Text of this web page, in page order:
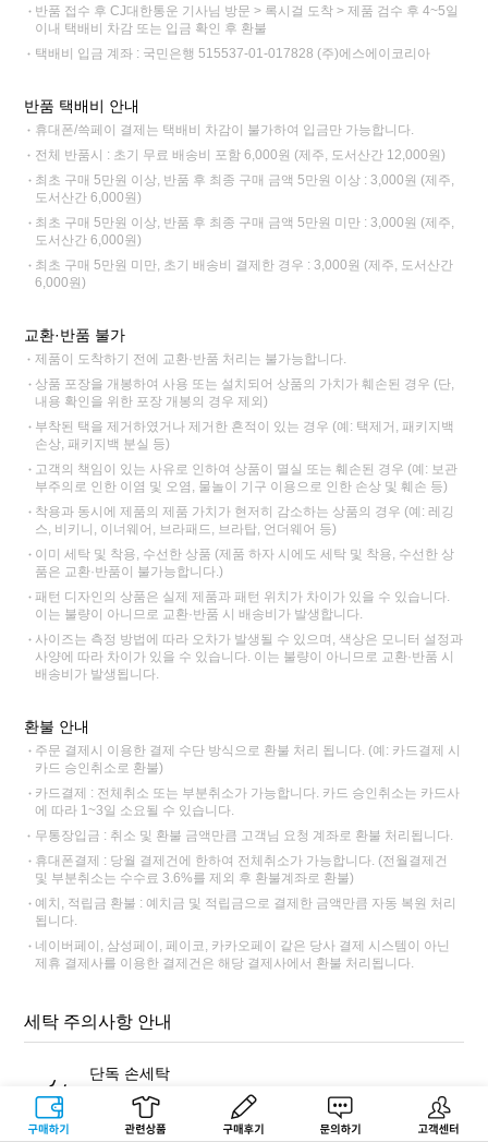
구매하기 관련상품 상품후기 문의하기 고객센터
반품 접수 후 CJ대한통운 기사님 방문 > 록시걸 도착 > 제품 검수 후 4~5일
이내 택배비 차감 또는 입금 확인 후 환불
택배비 입금 계좌 : 국민은행 515537-01-017828 (주)에스에이코리아
반품 택배비 안내
휴대폰/쓱페이 결제는 택배비 차감이 불가하여 입금만 가능합니다.
전체 반품시 : 초기 무료 배송비 포함 6,000원 (제주, 도서산간 12,000원)
최초 구매 5만원 이상, 반품 후 최종 구매 금액 5만원 이상 : 3,000원 (제주,
도서산간 6,000원)
최초 구매 5만원 이상, 반품 후 최종 구매 금액 5만원 미만 : 3,000원 (제주,
도서산간 6,000원)
최초 구매 5만원 미만, 초기 배송비 결제한 경우 : 3,000원 (제주, 도서산간
6,000원)
교환·반품 불가
제품이 도착하기 전에 교환·반품 처리는 불가능합니다.
상품 포장을 개봉하여 사용 또는 설치되어 상품의 가치가 훼손된 경우 (단,
내용 확인을 위한 포장 개봉의 경우 제외)
부착된 택을 제거하였거나 제거한 흔적이 있는 경우 (예: 택제거, 패키지백
손상, 패키지백 분실 등)
고객의 책임이 있는 사유로 인하여 상품이 멸실 또는 훼손된 경우 (예: 보관
부주의로 인한 이염 및 오염, 물놀이 기구 이용으로 인한 손상 및 훼손 등)
착용과 동시에 제품의 제품 가치가 현저히 감소하는 상품의 경우 (예: 레깅
스, 비키니, 이너웨어, 브라패드, 브라탑, 언더웨어 등)
이미 세탁 및 착용, 수선한 상품 (제품 하자 시에도 세탁 및 착용, 수선한 상
품은 교환·반품이 불가능합니다.)
패턴 디자인의 상품은 실제 제품과 패턴 위치가 차이가 있을 수 있습니다.
이는 불량이 아니므로 교환·반품 시 배송비가 발생합니다.
사이즈는 측정 방법에 따라 오차가 발생될 수 있으며, 색상은 모니터 설정과
사양에 따라 차이가 있을 수 있습니다. 이는 불량이 아니므로 교환·반품 시
배송비가 발생됩니다.
환불 안내
주문 결제시 이용한 결제 수단 방식으로 환불 처리 됩니다. (예: 카드결제 시
카드 승인취소로 환불)
카드결제 : 전체취소 또는 부분취소가 가능합니다. 카드 승인취소는 카드사
에 따라 1~3일 소요될 수 있습니다.
무통장입금 : 취소 및 환불 금액만큼 고객님 요청 계좌로 환불 처리됩니다.
휴대폰결제 : 당월 결제건에 한하여 전체취소가 가능합니다. (전월결제건
및 부분취소는 수수료 3.6%를 제외 후 환불계좌로 환불)
예치, 적립금 환불 : 예치금 및 적립금으로 결제한 금액만큼 자동 복원 처리
됩니다.
네이버페이, 삼성페이, 페이코, 카카오페이 같은 당사 결제 시스템이 아닌
제휴 결제사를 이용한 결제건은 해당 결제사에서 환불 처리됩니다.
세탁 주의사항 안내
단독 손세탁
반드시 표백 성분이 없는 중성세제를 사용해 단독 손세탁해주세
요. 염색 잔료가 빠져나와 다른 제품에 이염이 될 수 있습니다.